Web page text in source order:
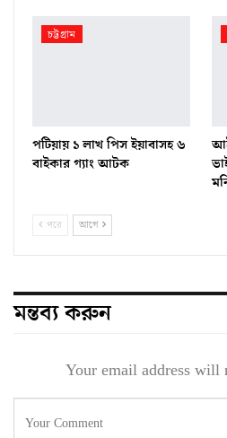
চট্টগ্রাম
পটিয়ায় ১ লাখ পিস ইয়াবাসহ ৬
বাইকার গ্যাং আটক
পরে আগে
মন্তব্য করুন
Your email address will